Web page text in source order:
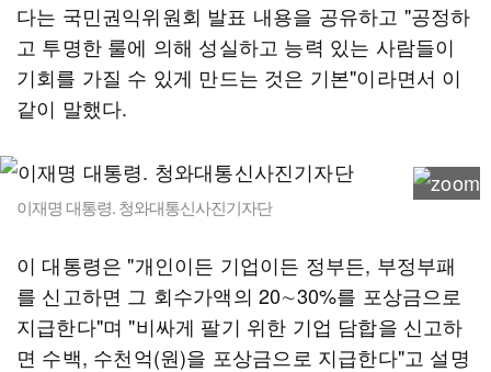
다는 국민권익위원회 발표 내용을 공유하고 "공정하
고 투명한 룰에 의해 성실하고 능력 있는 사람들이
기회를 가질 수 있게 만드는 것은 기본"이라면서 이
같이 말했다.
이재명 대통령. 청와대통신사진기자단
이 대통령은 "개인이든 기업이든 정부든, 부정부패
를 신고하면 그 회수가액의 20∼30%를 포상금으로
지급한다"며 "비싸게 팔기 위한 기업 담합을 신고하
면 수백, 수천억(원)을 포상금으로 지급한다"고 설명